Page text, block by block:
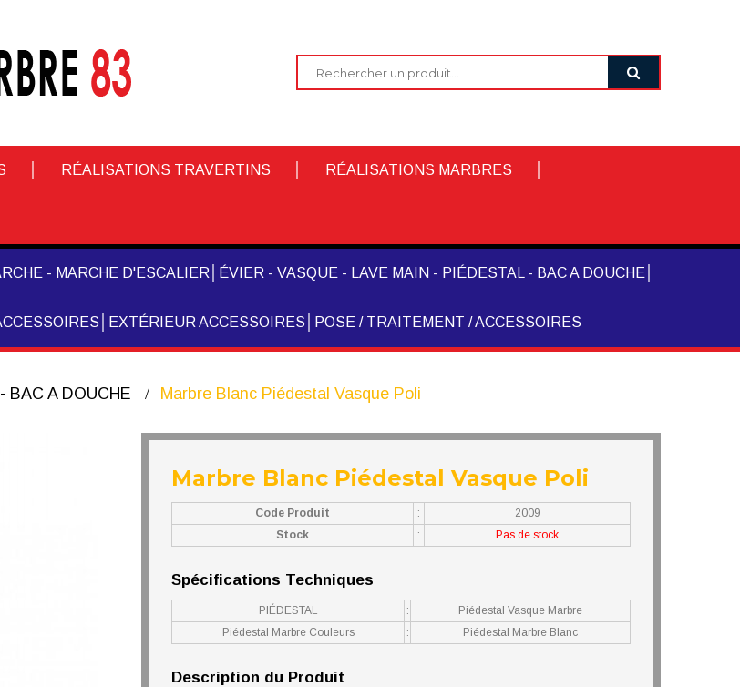
RÉALISATIONS TRAVERTINS RÉALISATIONS MARBRES
- MARCHE D'ESCALIER ÉVIER - VASQUE - LAVE MAIN - PIÉDESTAL - BAC A DOUCHE
EXTÉRIEUR ACCESSOIRES POSE / TRAITEMENT / ACCESSOIRES
BAC A DOUCHE Marbre Blanc Piédestal Vasque Poli
Marbre Blanc Piédestal Vasque Poli
Code Produit :
2009
Stock
: Pas de stock
Spécifications Techniques
PIÉDESTAL :
Piédestal Vasque Marbre
Piédestal Marbre Couleurs
: Piédestal Marbre Blanc
Description du Produit